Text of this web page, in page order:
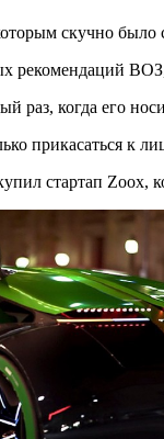
скучно было
рекомендаций
раз, когда его
прикасаться к
стартап Zoox,